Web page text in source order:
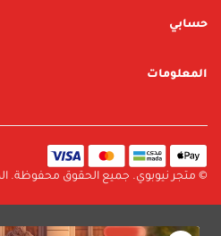
متجر نيوبوي
العلامات التجارية
حسابي
المعلومات
سياسة الإرجاع والتبديل
الأسئلة الشائعة
© متجر نيوبوي. جميع الحقوق محفوظة.